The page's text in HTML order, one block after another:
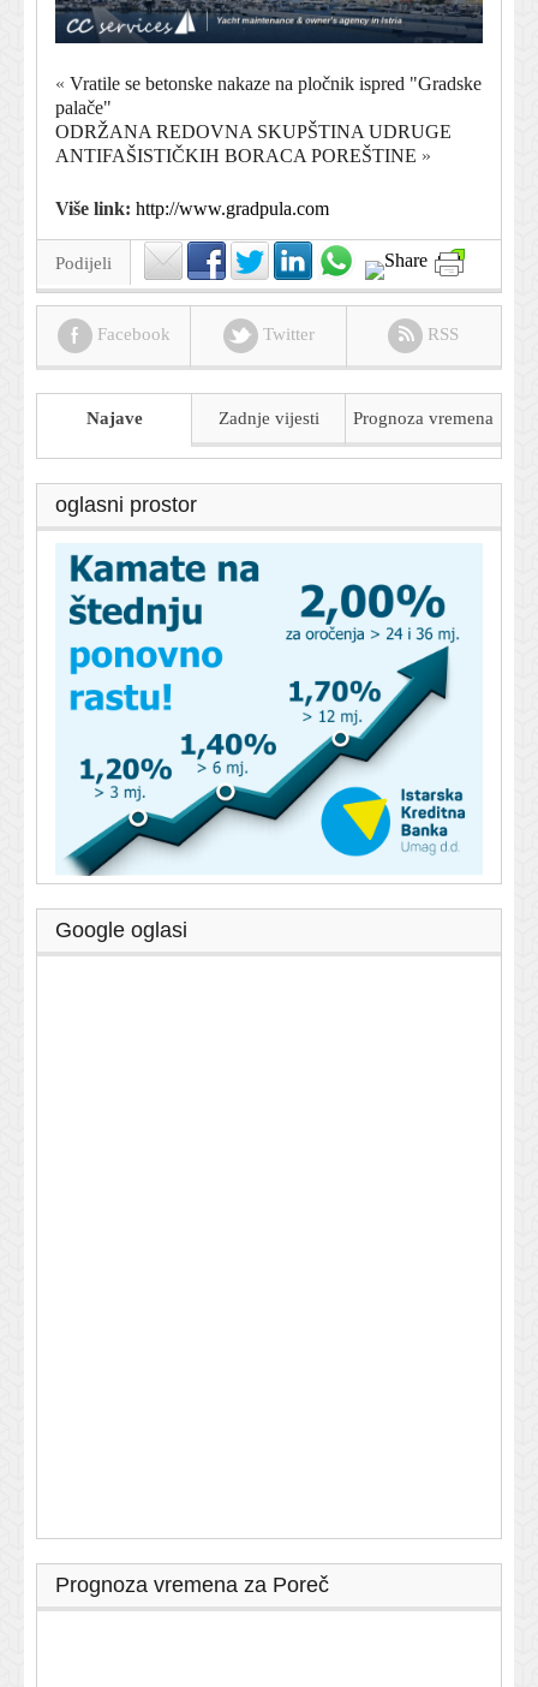
« Vratile se betonske nakaze na pločnik ispred "Gradske
palače"
ODRŽANA REDOVNA SKUPŠTINA UDRUGE
ANTIFAŠISTIČKIH BORACA POREŠTINE »
Više link: http://www.gradpula.com
Podijeli
Facebook Twitter RSS
Najave Zadnje vijesti Prognoza vremena
oglasni prostor
Google oglasi
Prognoza vremena za Poreč